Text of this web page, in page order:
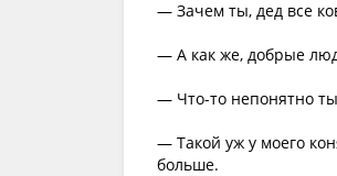
— Зачем ты, дед все
— А как же, добрые
— Что-то непонятно
— Такой уж у моего
больше.